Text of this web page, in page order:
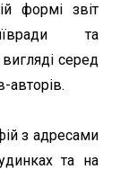
формі звіт
та
серед
авторів.
з адресами
та на